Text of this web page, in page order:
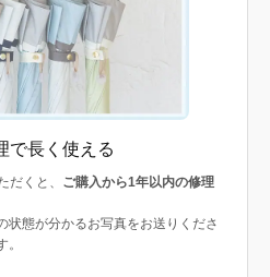
で長く使える
だくと、 ご購入から1年以内の修理
状態が分かるお写真をお送りくださ